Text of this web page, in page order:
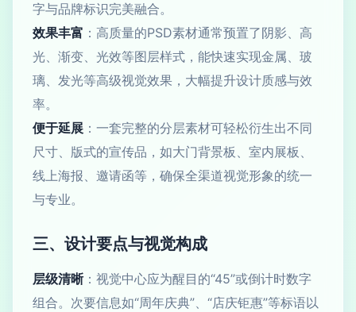
字与品牌标识完美融合。
效果丰富 ：高质量的PSD素材通常预置了阴影、高
光、渐变、光效等图层样式，能快速实现金属、玻
璃、发光等高级视觉效果，大幅提升设计质感与效
率。
便于延展 ：一套完整的分层素材可轻松衍生出不同
尺寸、版式的宣传品，如大门背景板、室内展板、
线上海报、邀请函等，确保全渠道视觉形象的统一
与专业。
三、设计要点与视觉构成
层级清晰：视觉中心应为醒目的“45”或倒计时数字
组合。次要信息如“周年庆典”、“店庆钜惠”等标语以